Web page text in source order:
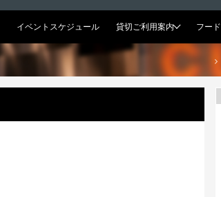
イベントスケジュール 貸切ご利用案内 フード